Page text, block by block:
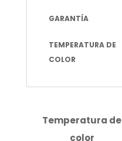
GARANTÍA
TEMPERATURA DE
COLOR
Temperatura de
color